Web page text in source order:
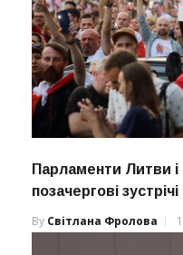
Парламенти Литви і
позачергові
By Світлана Фролова